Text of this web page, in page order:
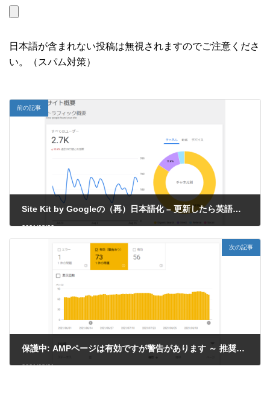
日本語が含まれない投稿は無視されますのでご注意くださ
い。（スパム対策）
前の記事
Site Kit by Googleの（再）日本語化 – 更新したら英語になった…
2021/08/30
次の記事
保護中: AMPページは有効ですが警告があります ～ 推奨サイズより大きい画像を指定してください（保護）
2021/08/31